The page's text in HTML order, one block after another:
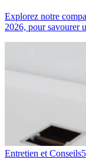
Explorez notre
2026, pour savourer
Entretien et Conseils5